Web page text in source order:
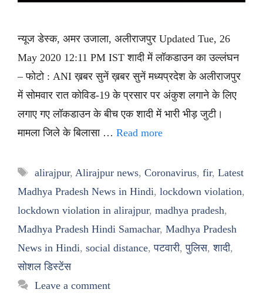
न्यूज डेस्क, अमर उजाला, अलीराजपुर Updated Tue, 26
May 2020 12:11 PM IST शादी में लॉकडाउन का उल्लंघन
– फोटो : ANI ख़बर सुनें ख़बर सुनें मध्यप्रदेश के अलीराजपुर
में सोमवार रात कोविड-19 के प्रसार पर अंकुश लगाने के लिए
लगाए गए लॉकडाउन के बीच एक शादी में भारी भीड़ जुटी।
मामला जिले के बिलासा … Read more
Tags
alirajpur, Alirajpur news, Coronavirus, fir, Latest
Madhya Pradesh News in Hindi, lockdown violation,
lockdown violation in alirajpur, madhya pradesh,
Madhya Pradesh Hindi Samachar, Madhya Pradesh
News in Hindi, social distance,पटवारी,पुलिस,शादी,
सोशल डिस्टेंस
Leave a comment